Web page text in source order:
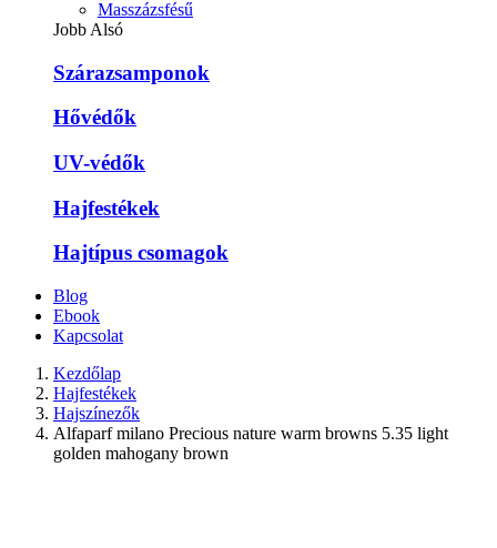
Masszázsfésű
Jobb Alsó
Szárazsamponok
Hővédők
UV-védők
Hajfestékek
Hajtípus csomagok
Blog
Ebook
Kapcsolat
Kezdőlap
Hajfestékek
Hajszínezők
Alfaparf milano Precious nature warm browns 5.35 light
golden mahogany brown